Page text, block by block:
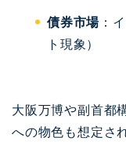
債券市場 ：
ト現象）
大阪万博や副首都
への物色も想定さ